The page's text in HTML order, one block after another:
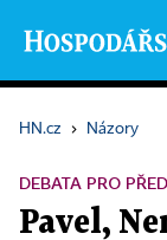
HN.cz › Názory
DEBATA PRO
Pavel,